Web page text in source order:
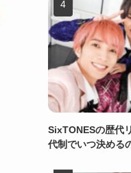
SixTONESの歴代
代制でいつ決める